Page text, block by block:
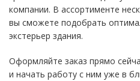
компании. В ассортименте
вы сможете подобрать
экстерьер здания.
Оформляйте заказ прямо
и начать работу с ним уже в